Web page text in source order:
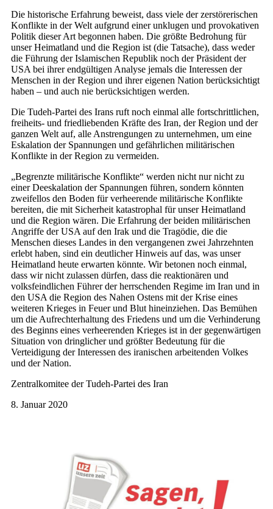
Die historische Erfahrung beweist, dass viele der zerstörerischen
Konflikte in der Welt aufgrund einer unklugen und provokativen
Politik dieser Art begonnen haben. Die größte Bedrohung für
unser Heimatland und die Region ist (die Tatsache), dass weder
die Führung der Islamischen Republik noch der Präsident der
USA bei ihrer endgültigen Analyse jemals die Interessen der
Menschen in der Region und ihrer eigenen Nation berücksichtigt
haben – und auch nie berücksichtigen werden.
Die Tudeh-Partei des Irans ruft noch einmal alle fortschrittlichen,
freiheits- und friedliebenden Kräfte des Iran, der Region und der
ganzen Welt auf, alle Anstrengungen zu unternehmen, um eine
Eskalation der Spannungen und gefährlichen militärischen
Konflikte in der Region zu vermeiden.
„Begrenzte militärische Konflikte“ werden nicht nur nicht zu
einer Deeskalation der Spannungen führen, sondern könnten
zweifellos den Boden für verheerende militärische Konflikte
bereiten, die mit Sicherheit katastrophal für unser Heimatland
und die Region wären. Die Erfahrung der beiden militärischen
Angriffe der USA auf den Irak und die Tragödie, die die
Menschen dieses Landes in den vergangenen zwei Jahrzehnten
erlebt haben, sind ein deutlicher Hinweis auf das, was unser
Heimatland heute erwarten könnte. Wir betonen noch einmal,
dass wir nicht zulassen dürfen, dass die reaktionären und
volksfeindlichen Führer der herrschenden Regime im Iran und in
den USA die Region des Nahen Ostens mit der Krise eines
weiteren Krieges in Feuer und Blut hineinziehen. Das Bemühen
um die Aufrechterhaltung des Friedens und um die Verhinderung
des Beginns eines verheerenden Krieges ist in der gegenwärtigen
Situation von dringlicher und größter Bedeutung für die
Verteidigung der Interessen des iranischen arbeitenden Volkes
und der Nation.
Zentralkomitee der Tudeh-Partei des Iran
8. Januar 2020